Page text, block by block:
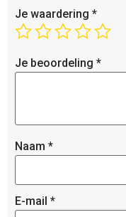
Je waardering *
Je beoordeling *
Naam *
E-mail *